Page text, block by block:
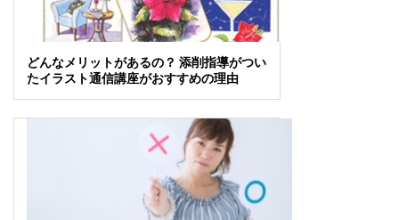
どんなメリットがあるの？ 添削指導がつい
たイラスト通信講座がおすすめの理由